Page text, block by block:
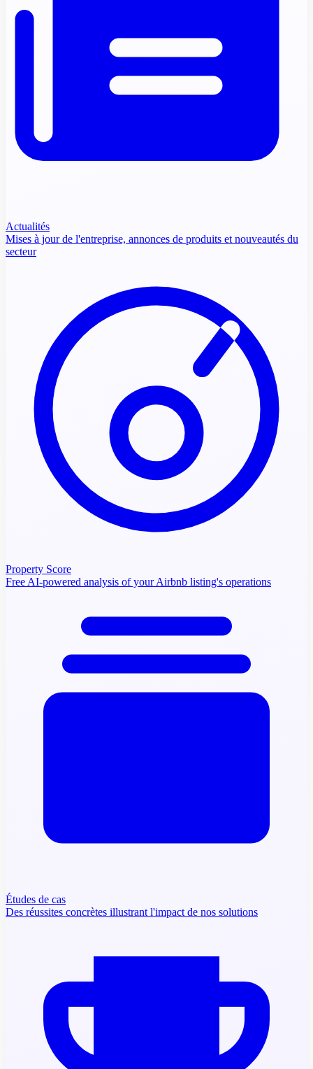
Actualités
Mises à jour de l'entreprise, annonces de produits et nouveautés du
secteur
Property Score
Free AI-powered analysis of your Airbnb listing's operations
Études de cas
Des réussites concrètes illustrant l'impact de nos solutions